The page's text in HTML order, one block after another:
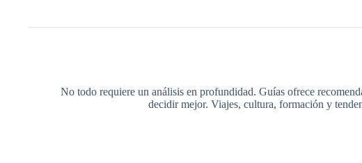
No todo requiere un análisis en profundidad. Guías ofrece
decidir mejor. Viajes, cultura, formación y